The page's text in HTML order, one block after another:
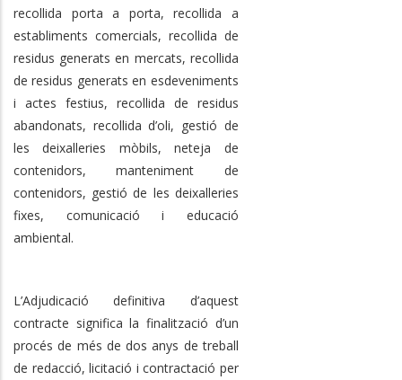
recollida porta a porta, recollida a
establiments comercials, recollida de
residus generats en mercats, recollida
de residus generats en esdeveniments
i actes festius, recollida de residus
abandonats, recollida d’oli, gestió de
les deixalleries mòbils, neteja de
contenidors, manteniment de
contenidors, gestió de les deixalleries
fixes, comunicació i educació
ambiental.
L’Adjudicació definitiva d’aquest
contracte significa la finalització d’un
procés de més de dos anys de treball
de redacció, licitació i contractació per